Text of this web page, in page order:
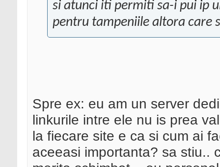
si atunci iti permiti sa-i pui ip
pentru tampeniile altora care
Spre ex: eu am un server
linkurile intre ele nu is prea
la fiecare site e ca si cum ai
aceeasi importanta? sa stiu..